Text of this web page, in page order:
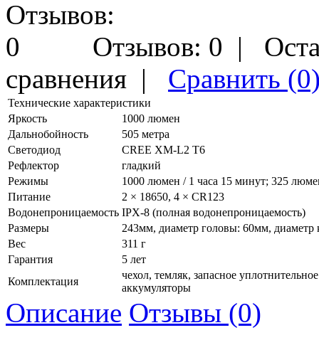
Отзывов: 0 |
сравнения | Сравнить
Технические характеристики
Яркость
1000 люмен
Дальнобойность
505 метра
Светодиод
CREE XM-L2 T6
Рефлектор
гладкий
Режимы
1000 люмен / 1 часа 15 минут; 325
Питание
2 × 18650, 4 × CR123
Водонепроницаемость IPX-8 (полная водонепроницаемость)
Размеры
243мм, диаметр головы: 60мм, диаметр
Вес
311 г
Гарантия
5 лет
Комплектация
чехол, темляк, запасное
аккумуляторы
Описание Отзывы (0)